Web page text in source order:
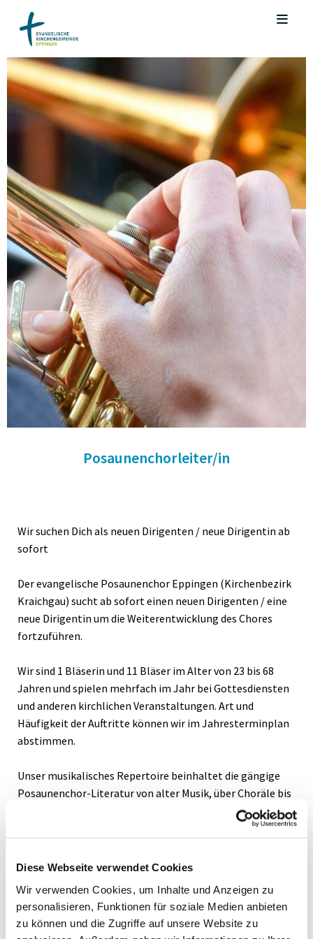
Diese Webseite verwendet Cookies
Wir verwenden Cookies, um Inhalte und Anzeigen zu
personalisieren, Funktionen für soziale Medien anbieten
zu können und die Zugriffe auf unsere Website zu
Posaunenchorleiter/in
Wir suchen Dich als neuen Dirigenten / neue Dirigentin ab
sofort
Der evangelische Posaunenchor Eppingen (Kirchenbezirk
Kraichgau) sucht ab sofort einen neuen Dirigenten / eine
neue Dirigentin um die Weiterentwicklung des Chores
fortzuführen.
Wir sind 1 Bläserin und 11 Bläser im Alter von 23 bis 68
Jahren und spielen mehrfach im Jahr bei Gottesdiensten
und anderen kirchlichen Veranstaltungen. Art und
Häufigkeit der Auftritte können wir im Jahresterminplan
abstimmen.
Unser musikalisches Repertoire beinhaltet die gängige
Posaunenchor-Literatur von alter Musik, über Choräle bis
hin zu modernen Kompositionen. Für Neues sind wir
Die Gemeinschaft im Chor ist uns sehr wichtig und wir
Deine Aufgaben:
• musikalische Leitung